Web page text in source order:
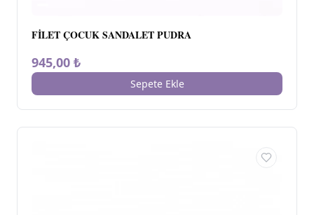
FİLET ÇOCUK SANDALET PUDRA
945,00 ₺
Sepete Ekle